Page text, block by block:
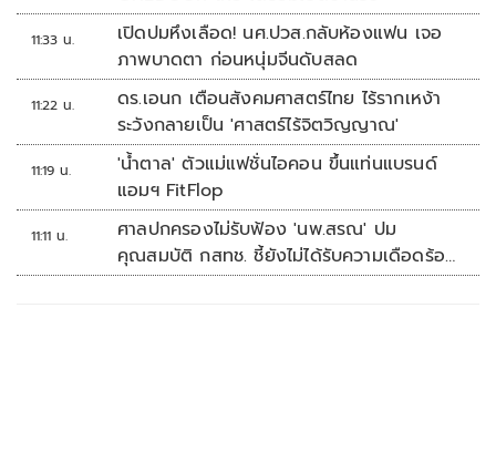
11:33 น.
เปิดปมหึงเลือด! นศ.ปวส.กลับห้องแฟน เจอ
ภาพบาดตา ก่อนหนุ่มจีนดับสลด
11:22 น.
ดร.เอนก เตือนสังคมศาสตร์ไทย ไร้รากเหง้า
ระวังกลายเป็น 'ศาสตร์ไร้จิตวิญญาณ'
11:19 น.
'น้ำตาล' ตัวแม่แฟชั่นไอคอน ขึ้นแท่นแบรนด์
แอมฯ FitFlop
11:11 น.
ศาลปกครองไม่รับฟ้อง 'นพ.สรณ' ปม
คุณสมบัติ กสทช. ชี้ยังไม่ได้รับความเดือดร้อน
เสียหาย